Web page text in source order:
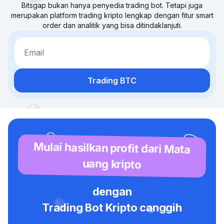
Bitsgap bukan hanya penyedia trading bot. Tetapi juga
merupakan platform trading kripto lengkap dengan fitur smart
order dan analitik yang bisa ditindaklanjuti.
Email
Trading BTC
Mulai hasilkan profit dari Mata
uang kripto
dengan
Trading Bot Kripto canggih